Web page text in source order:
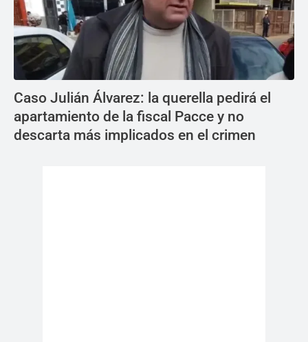
Caso Julián Álvarez: la querella pedirá el
apartamiento de la fiscal Pacce y no
descarta más implicados en el crimen